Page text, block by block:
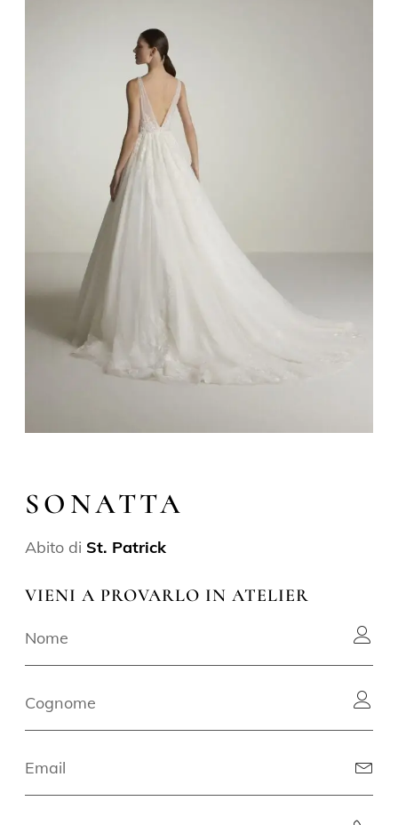
SONATTA
Abito di St. Patrick
VIENI A PROVARLO IN ATELIER